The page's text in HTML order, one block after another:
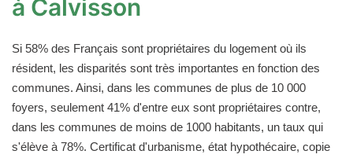
à Calvisson
Si 58% des Français sont propriétaires du logement où ils
résident, les disparités sont très importantes en fonction des
communes. Ainsi, dans les communes de plus de 10 000
foyers, seulement 41% d'entre eux sont propriétaires contre,
dans les communes de moins de 1000 habitants, un taux qui
s'élève à 78%. Certificat d'urbanisme, état hypothécaire, copie